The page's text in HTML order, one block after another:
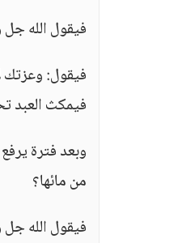
فيقول الله
فيقول: وعزتك
فيمكث العبد
وبعد فترة
من مائها؟
فيقول الله